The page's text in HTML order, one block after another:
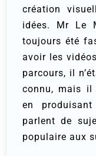
création
idées. Mr Le
toujours été
avoir les
parcours, il
connu, mais il
en
parlent de
populaire aux